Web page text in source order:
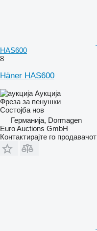
HAS600
8
Häner HAS600
Аукција
Фреза за пенушки
Состојба нов
Германија, Dormagen
Euro Auctions GmbH
Контактирајте го продавачот